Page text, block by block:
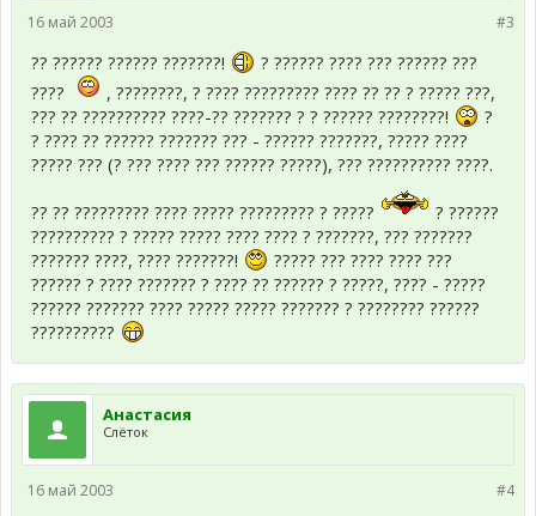
#3
16 май 2003
?? ?????? ?????? ???????!
? ?????? ???? ??? ?????? ???
????
, ????????, ? ???? ????????? ???? ?? ?? ? ????? ???,
??? ?? ?????????? ????-?? ??????? ? ? ?????? ????????!
?
? ???? ?? ?????? ??????? ??? - ?????? ???????, ????? ????
????? ??? (? ??? ???? ??? ?????? ?????), ??? ?????????? ????.
?? ?? ????????? ???? ????? ????????? ? ?????
? ??????
?????????? ? ????? ????? ???? ???? ? ???????, ??? ???????
??????? ????, ???? ???????!
????? ??? ???? ???? ???
?????? ? ???? ??????? ? ???? ?? ?????? ? ?????, ???? - ?????
?????? ??????? ???? ????? ????? ??????? ? ???????? ??????
??????????
Анастасия
Слёток
#4
16 май 2003